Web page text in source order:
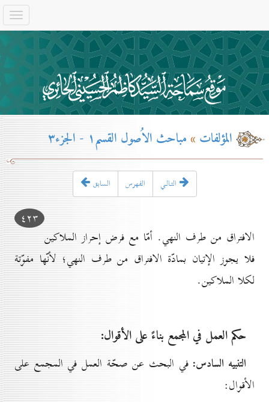
المؤلفات»مباحث الاُصول القسم۱ - الجزء۳
السابق الفهرس التـالـي
٤۲۳
الافتراق من طرف النهي. أمّا مع فرض إحراز الملاكين
فلا يجوز الإتيان بمادّة الافتراق من طرف النهي؛ لأنّها مفوّتة
لكلا الملاكين.
حكم العمل في المجمع بناءً على الأقوال:
التنبيه السادس: في البحث عن صحّة العمل في المجمع على
الأقوال: